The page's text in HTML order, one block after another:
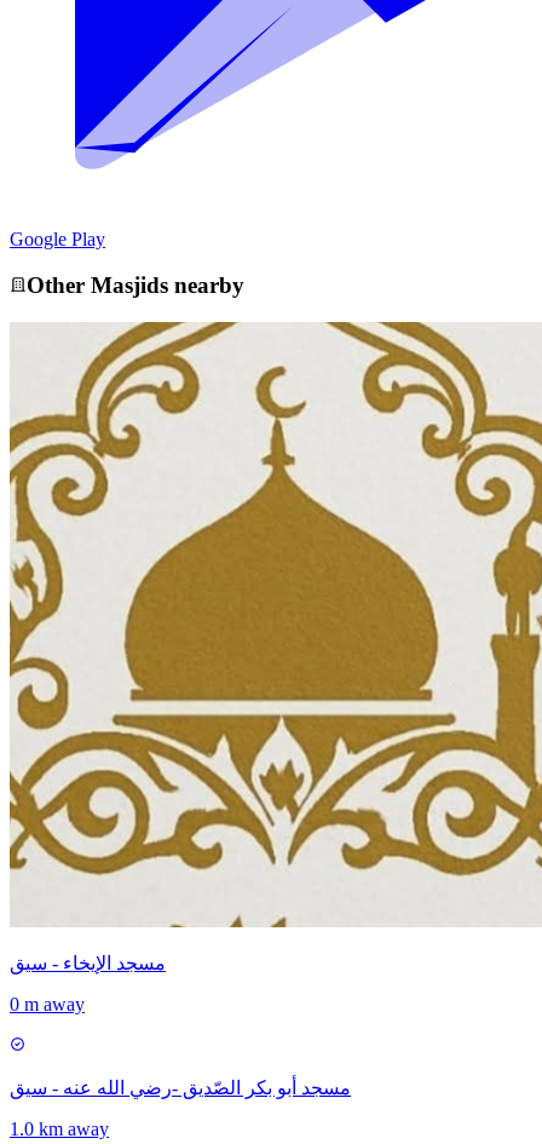
Google Play
Other Masjids nearby
مسجد الإيخاء - سيق
0 m away
مسجد أبو بكر الصّديق -رضي الله عنه - سيق
1.0 km away